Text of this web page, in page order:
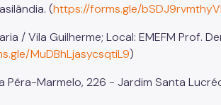
(https://forms.gle/
/ Vila Guilherme; Local: EMEFM Prof.
MuDBhLjasycsqtiL9)
Pêra-Marmelo, 226 - Jardim Santa